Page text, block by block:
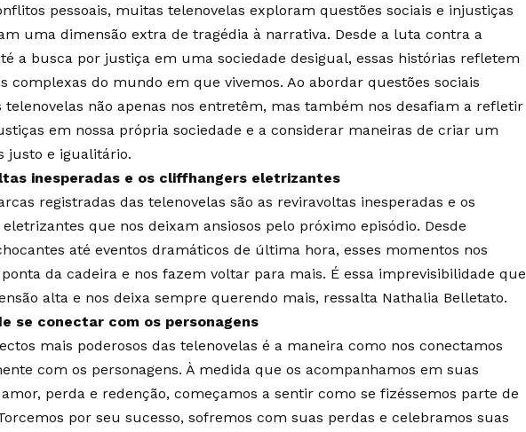
pessoais, muitas telenovelas exploram questões sociais e injustiças
uma dimensão extra de tragédia à narrativa. Desde a luta contra a
a busca por justiça em uma sociedade desigual, essas histórias refletem
complexas do mundo em que vivemos. Ao abordar questões sociais
telenovelas não apenas nos entretêm, mas também nos desafiam a refletir
em nossa própria sociedade e a considerar maneiras de criar um
justo e igualitário.
inesperadas e os cliffhangers eletrizantes
registradas das telenovelas são as reviravoltas inesperadas e os
que nos deixam ansiosos pelo próximo episódio. Desde
até eventos dramáticos de última hora, esses momentos nos
da cadeira e nos fazem voltar para mais. É essa imprevisibilidade que
alta e nos deixa sempre querendo mais, ressalta Nathalia Belletato.
se conectar com os personagens
mais poderosos das telenovelas é a maneira como nos conectamos
com os personagens. À medida que os acompanhamos em suas
perda e redenção, começamos a sentir como se fizéssemos parte de
por seu sucesso, sofremos com suas perdas e celebramos suas